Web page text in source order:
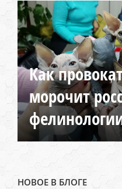
Как
морочит
НОВОЕ В БЛОГЕ